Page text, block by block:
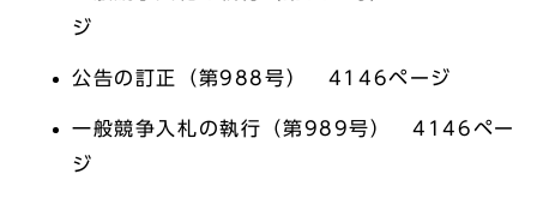
ジ
公告の訂正（第988号） 4146ページ
一般競争入札の執行（第989号） 4146ペー
ジ